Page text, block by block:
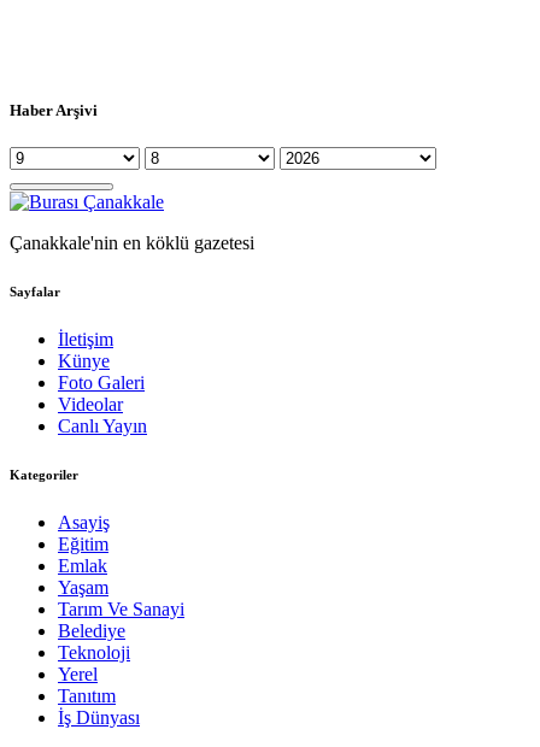
Haber Arşivi
Çanakkale'nin en köklü gazetesi
Sayfalar
İletişim
Künye
Foto Galeri
Videolar
Canlı Yayın
Kategoriler
Asayiş
Eğitim
Emlak
Yaşam
Tarım Ve Sanayi
Belediye
Teknoloji
Yerel
Tanıtım
İş Dünyası